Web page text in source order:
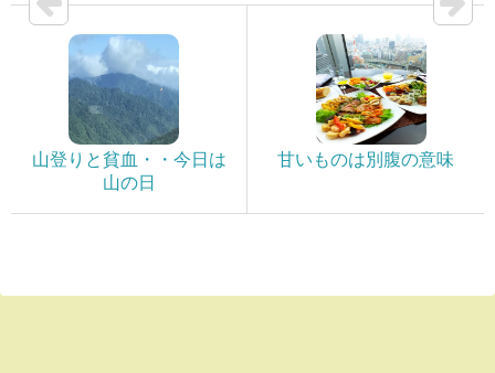
山登りと貧血・・今日は
山の日
甘いものは別腹の意味